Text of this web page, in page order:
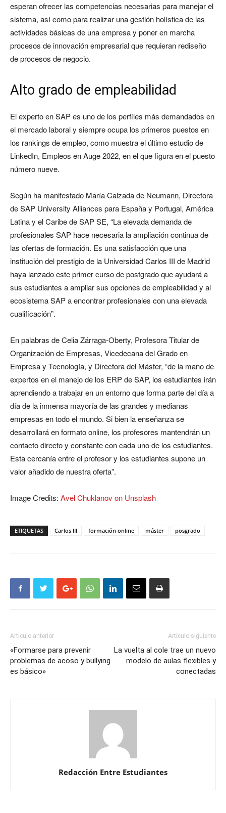
esperan ofrecer las competencias necesarias para manejar el
sistema, así como para realizar una gestión holística de las
actividades básicas de una empresa y poner en marcha
procesos de innovación empresarial que requieran rediseño
de procesos de negocio.
Alto grado de empleabilidad
El experto en SAP es uno de los perfiles más demandados en
el mercado laboral y siempre ocupa los primeros puestos en
los rankings de empleo, como muestra el último estudio de
LinkedIn, Empleos en Auge 2022, en el que figura en el puesto
número nueve.
Según ha manifestado María Calzada de Neumann, Directora
de SAP University Alliances para España y Portugal, América
Latina y el Caribe de SAP SE, “La elevada demanda de
profesionales SAP hace necesaria la ampliación continua de
las ofertas de formación. Es una satisfacción que una
institución del prestigio de la Universidad Carlos III de Madrid
haya lanzado este primer curso de postgrado que ayudará a
sus estudiantes a ampliar sus opciones de empleabilidad y al
ecosistema SAP a encontrar profesionales con una elevada
cualificación”.
En palabras de Celia Zárraga-Oberty, Profesora Titular de
Organización de Empresas, Vicedecana del Grado en
Empresa y Tecnología, y Directora del Máster, “de la mano de
expertos en el manejo de los ERP de SAP, los estudiantes irán
aprendiendo a trabajar en un entorno que forma parte del día a
día de la inmensa mayoría de las grandes y medianas
empresas en todo el mundo. Si bien la enseñanza se
desarrollará en formato online, los profesores mantendrán un
contacto directo y constante con cada uno de los estudiantes.
Esta cercanía entre el profesor y los estudiantes supone un
valor añadido de nuestra oferta”.
Image Credits: Avel Chuklanov on Unsplash
ETIQUETAS Carlos III formación online máster posgrado
Artículo anterior
«Formarse para prevenir
problemas de acoso y bullying
es básico»
Artículo siguiente
La vuelta al cole trae un nuevo
modelo de aulas flexibles y
conectadas
Redacción Entre Estudiantes